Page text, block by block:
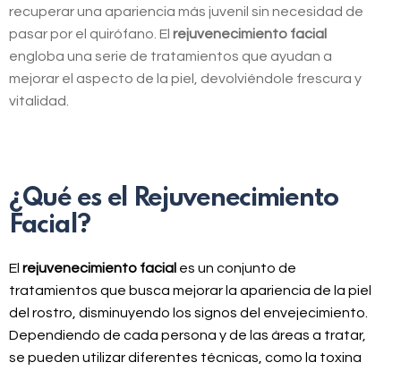
recuperar una apariencia más juvenil sin necesidad de
pasar por el quirófano. El rejuvenecimiento facial
engloba una serie de tratamientos que ayudan a
mejorar el aspecto de la piel, devolviéndole frescura y
vitalidad.
¿Qué es el Rejuvenecimiento
Facial?
El rejuvenecimiento facial es un conjunto de
tratamientos que busca mejorar la apariencia de la piel
del rostro, disminuyendo los signos del envejecimiento.
Dependiendo de cada persona y de las áreas a tratar,
se pueden utilizar diferentes técnicas, como la toxina